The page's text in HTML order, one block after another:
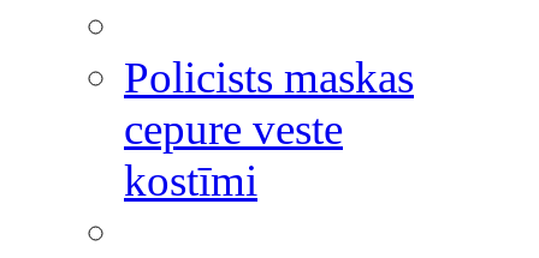
Policists maskas
cepure veste
kostīmi